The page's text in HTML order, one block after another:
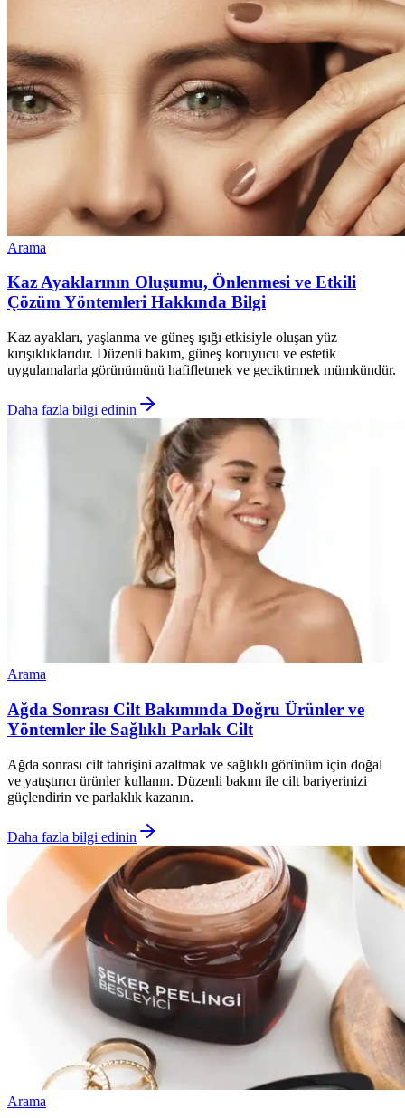
Arama
Kaz Ayaklarının Oluşumu, Önlenmesi ve Etkili
Çözüm Yöntemleri Hakkında Bilgi
Kaz ayakları, yaşlanma ve güneş ışığı etkisiyle oluşan yüz
kırışıklıklarıdır. Düzenli bakım, güneş koruyucu ve estetik
uygulamalarla görünümünü hafifletmek ve geciktirmek mümkündür.
Daha fazla bilgi edinin
Arama
Ağda Sonrası Cilt Bakımında Doğru Ürünler ve
Yöntemler ile Sağlıklı Parlak Cilt
Ağda sonrası cilt tahrişini azaltmak ve sağlıklı görünüm için doğal
ve yatıştırıcı ürünler kullanın. Düzenli bakım ile cilt bariyerinizi
güçlendirin ve parlaklık kazanın.
Daha fazla bilgi edinin
Arama